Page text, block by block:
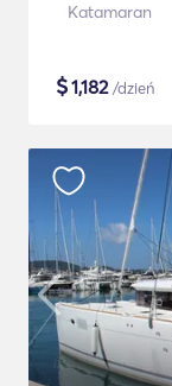
Katamaran
$1,182/dzień